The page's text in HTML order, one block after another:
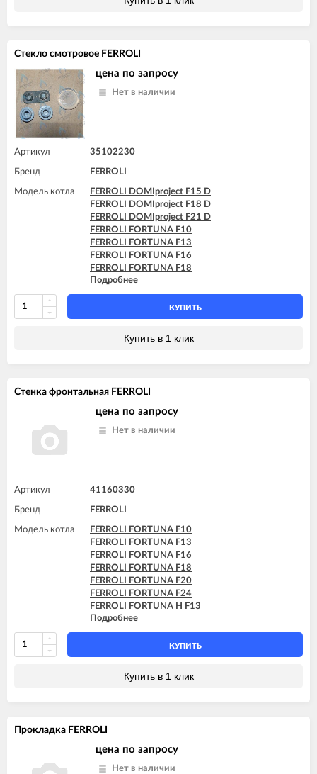
FERROLI VITABEL F13
FERROLI VITABEL F24
Стекло смотровое FERROLI
цена по запросу
Нет в наличии
Артикул 35102230
Бренд FERROLI
Модель котла
FERROLI DOMIproject F15 D
FERROLI DOMIproject F18 D
FERROLI DOMIproject F21 D
FERROLI FORTUNA F10
FERROLI FORTUNA F13
FERROLI FORTUNA F16
FERROLI FORTUNA F18
FERROLI FORTUNA F20
FERROLI FORTUNA F24
FERROLI FORTUNA F30
FERROLI FORTUNA F32
FERROLI FORTUNA F40
FERROLI FORTUNA H F40
FERROLI VITABEL F10
FERROLI VITABEL F16
Подробнее
КУПИТЬ
Купить в 1 клик
Стенка фронтальная FERROLI
цена по запросу
Нет в наличии
Артикул 41160330
Бренд FERROLI
Модель котла
FERROLI FORTUNA F10
FERROLI FORTUNA F13
FERROLI FORTUNA F16
FERROLI FORTUNA F18
FERROLI FORTUNA F20
FERROLI FORTUNA F24
FERROLI FORTUNA H F13
FERROLI FORTUNA H F24
FERROLI VITABEL F10
FERROLI VITABEL F13
FERROLI VITABEL F16
FERROLI VITABEL F20
Подробнее
КУПИТЬ
Купить в 1 клик
Прокладка FERROLI
цена по запросу
Нет в наличии